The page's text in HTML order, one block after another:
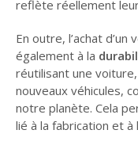
reflète réellement
En outre, l’achat d’un
également à la
réutilisant une
nouveaux véhicules,
notre planète. Cela
lié à la fabrication et